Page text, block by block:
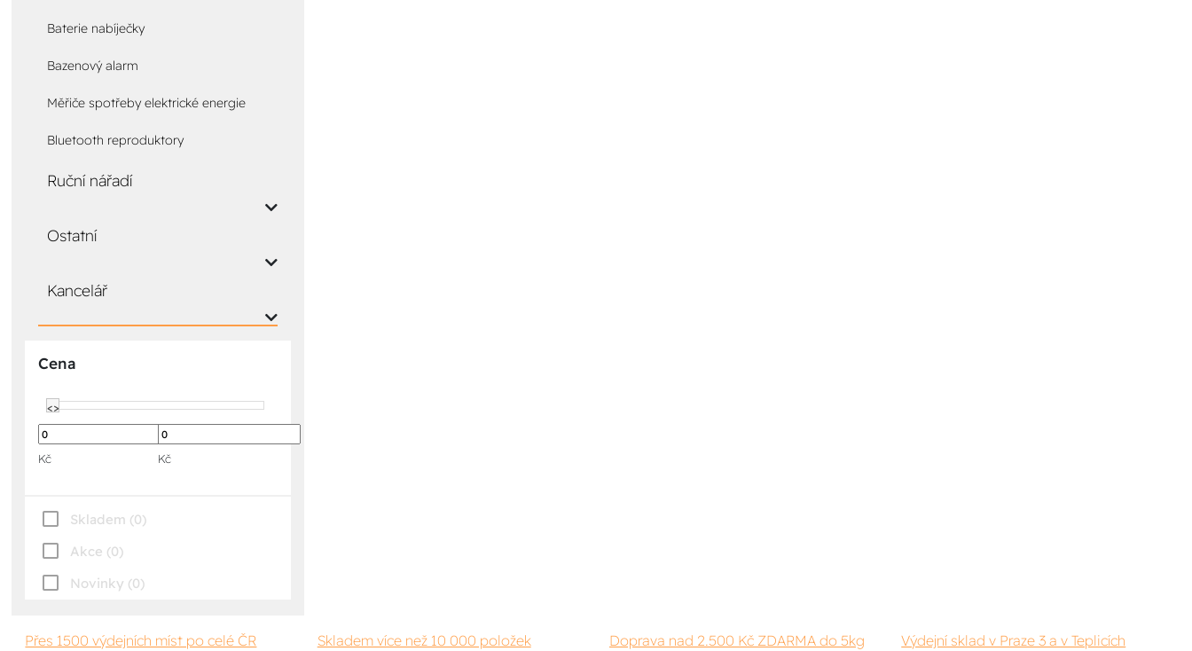
Baterie nabíječky
Bazenový alarm
Měřiče spotřeby elektrické energie
Bluetooth reproduktory
Ruční nářadí
Ostatní
Kancelář
Cena
<>
<>
Kč Kč
Skladem (0)
Akce (0)
Novinky (0)
Přes 1500 výdejních míst po celé ČR Skladem více než 10 000 položek Doprava nad 2.500 Kč ZDARMA do 5kg
Výdejní sklad v Praze 3 a v Teplicích